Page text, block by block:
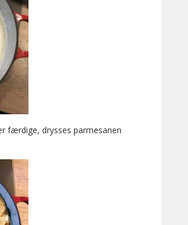
færdige, drysses parmesanen